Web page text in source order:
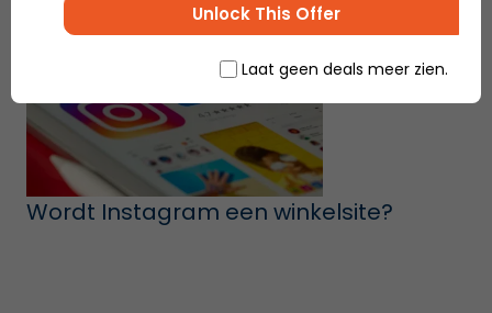
Wordt Instagram een winkelsite?
Unlock This Offer
Laat geen deals meer zien.